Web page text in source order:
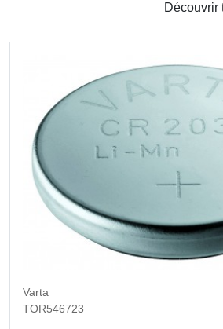
Découvrir
Varta
TOR546723